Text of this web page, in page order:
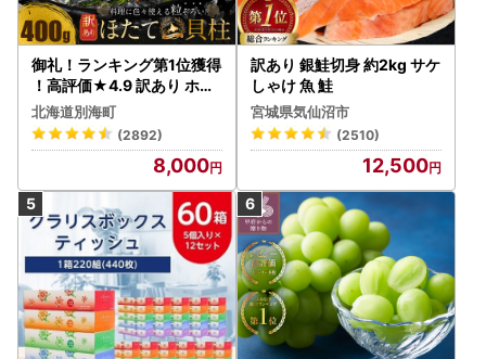
御礼！ランキング第1位獲得
！高評価★4.9 訳あり ホタ
テ 400g（ほたて 帆立 貝柱
冷凍 ）
北海道別海町
(2892)
8,000
訳あり 銀鮭切身 約2kg サケ
しゃけ 魚 鮭
宮城県気仙沼市
(2510)
12,500